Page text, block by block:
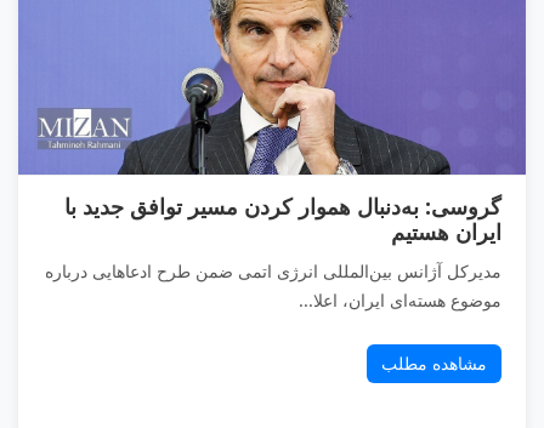
گروسی: به‌دنبال هموار کردن مسیر توافق جدید با
ایران هستیم
مدیرکل آژانس بین‌المللی انرژی اتمی ضمن طرح ادعا‌هایی درباره
موضوع هسته‌ای ایران، اعلا...
مشاهده مطلب